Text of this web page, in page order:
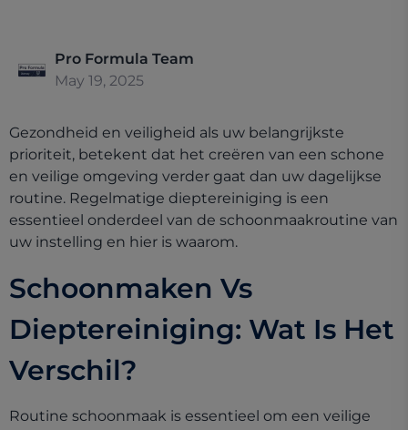
Pro Formula Team
May 19, 2025
Gezondheid en veiligheid als uw belangrijkste
prioriteit, betekent dat het creëren van een schone
en veilige omgeving verder gaat dan uw dagelijkse
routine. Regelmatige dieptereiniging is een
essentieel onderdeel van de schoonmaakroutine van
uw instelling en hier is waarom.
Schoonmaken Vs
Dieptereiniging: Wat Is Het
Verschil?
Routine schoonmaak is essentieel om een veilige